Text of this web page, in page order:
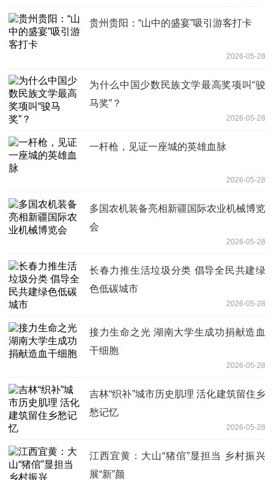
贵州贵阳：“山中的盛宴”吸引游客打卡
2026-05-28
为什么中国少数民族文学最高奖项叫“骏
马奖”？
2026-05-28
一杆枪，见证一座城的英雄血脉
2026-05-28
多国农机装备亮相新疆国际农业机械博览
会
2026-05-28
长春力推生活垃圾分类 倡导全民共建绿
色低碳城市
2026-05-28
接力生命之光 湖南大学生成功捐献造血
干细胞
2026-05-28
吉林“织补”城市历史肌理 活化建筑留住乡
愁记忆
2026-05-28
江西宜黄：大山“猪倌”显担当 乡村振兴
展“新”颜